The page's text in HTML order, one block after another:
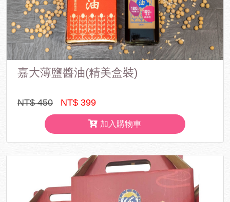
嘉大薄鹽醬油(精美盒裝)
NT$ 450 NT$ 399
加入購物車